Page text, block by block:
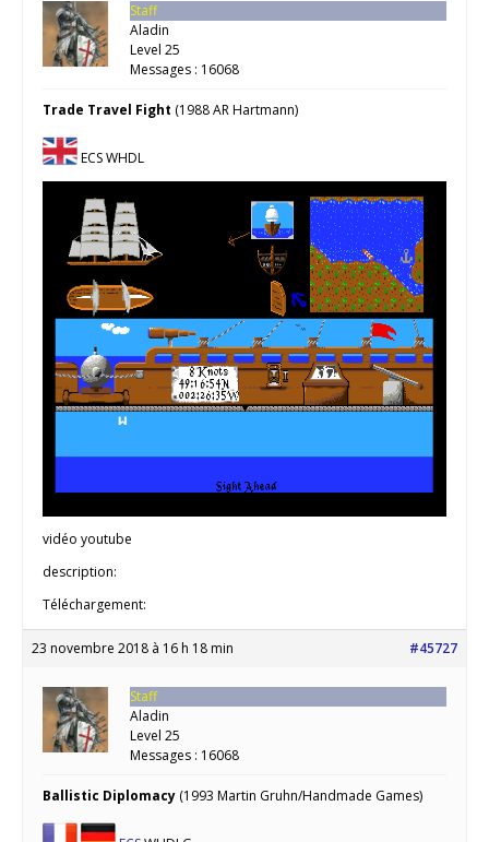
Staff
Aladin
Level 25
Messages : 16068
Trade Travel Fight (1988 AR Hartmann)
ECS WHDL
vidéo youtube
description:
Téléchargement:
23 novembre 2018 à 16 h 18 min #45727
Staff
Aladin
Level 25
Messages : 16068
Ballistic Diplomacy (1993 Martin Gruhn/Handmade Games)